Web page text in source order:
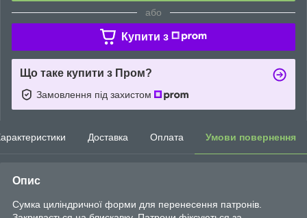
або
Купити з
Що таке купити з Пром?
Замовлення під захистом
Доставка Оплата Умови повернення
Опис
Сумка циліндричної форми для перенесення патронів.